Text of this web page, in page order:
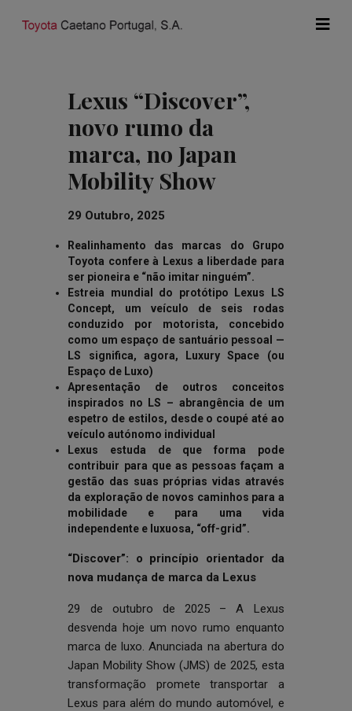
Lexus “Discover”,
novo rumo da
marca, no Japan
Mobility Show
29 Outubro, 2025
Realinhamento das marcas do Grupo
Toyota confere à Lexus a liberdade para
ser pioneira e “não imitar ninguém”.
Estreia mundial do protótipo Lexus LS
Concept, um veículo de seis rodas
conduzido por motorista, concebido
como um espaço de santuário pessoal —
LS significa, agora, Luxury Space (ou
Espaço de Luxo)
Apresentação de outros conceitos
inspirados no LS – abrangência de um
espetro de estilos, desde o coupé até ao
veículo autónomo individual
Lexus estuda de que forma pode
contribuir para que as pessoas façam a
gestão das suas próprias vidas através
da exploração de novos caminhos para a
mobilidade e para uma vida
independente e luxuosa, “off-grid”.
“Discover”: o princípio orientador da
nova mudança de marca da Lexus
29 de outubro de 2025 – A Lexus
desvenda hoje um novo rumo enquanto
marca de luxo. Anunciada na abertura do
Japan Mobility Show (JMS) de 2025, esta
transformação promete transportar a
Lexus para além do mundo automóvel, e